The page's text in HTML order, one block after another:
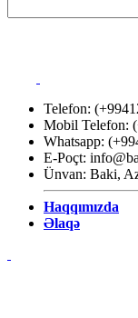
Telefon:
Mobil Telefon:
Whatsapp:
E-Poçt:
Ünvan: Baki,
Haqqımızda
Əlaqə